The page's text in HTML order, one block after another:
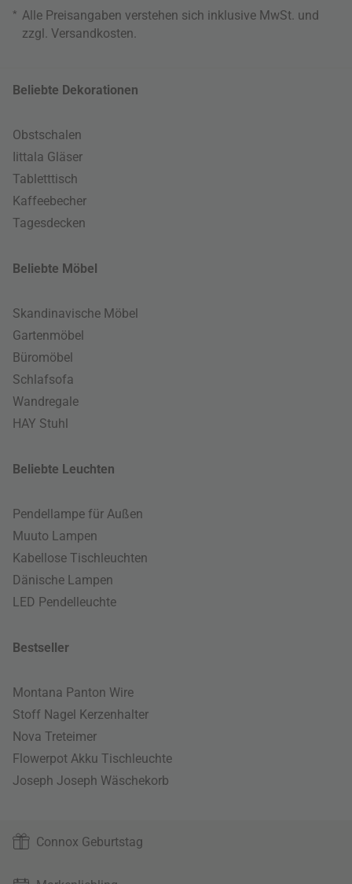
* Alle Preisangaben verstehen sich inklusive MwSt. und
zzgl. Versandkosten
Beliebte Dekorationen
Obstschalen
Iittala Gläser
Tabletttisch
Kaffeebecher
Tagesdecken
Beliebte Möbel
Skandinavische Möbel
Gartenmöbel
Büromöbel
Schlafsofa
Wandregale
HAY Stuhl
Beliebte Leuchten
Pendellampe für Außen
Muuto Lampen
Kabellose Tischleuchten
Dänische Lampen
LED Pendelleuchte
Bestseller
Montana Panton Wire
Stoff Nagel Kerzenhalter
Nova Treteimer
Flowerpot Akku Tischleuchte
Joseph Joseph Wäschekorb
Connox Geburtstag